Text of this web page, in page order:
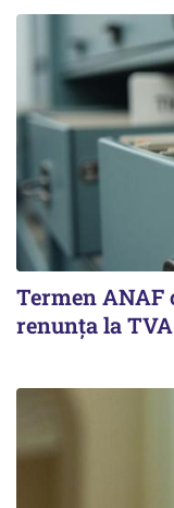
Termen ANAF
renunța la